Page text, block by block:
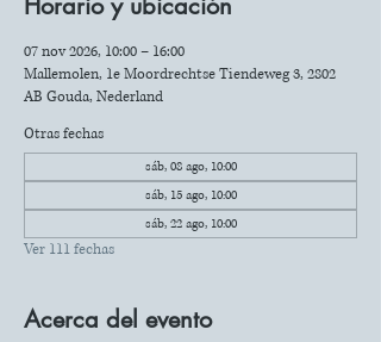
07 nov 2026, 10:00 – 16:00
Mallemolen, 1e Moordrechtse Tiendeweg 3, 2802
AB Gouda, Nederland
Otras fechas
sáb, 08 ago, 10:00
sáb, 15 ago, 10:00
sáb, 22 ago, 10:00
Ver 111 fechas
Acerca del evento